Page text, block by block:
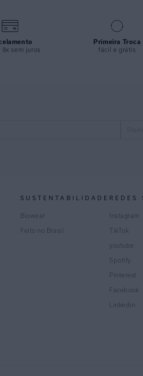
8x sem juros
Primeira Troca
fácil e grátis
SUSTENTABILIDADE
Biowear
Feito no Brasil
REDES
Instagram
TikTok
youtube
Spotify
Pinterest
Facebook
Linkedin